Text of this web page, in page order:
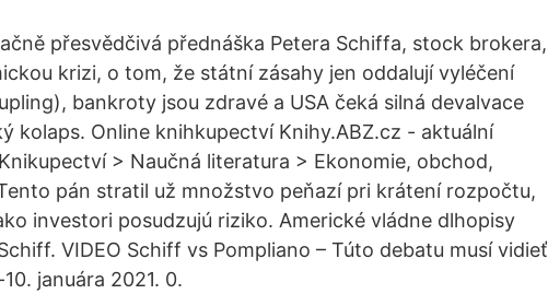
přesvědčivá přednáška Petera Schiffa, stock brokera,
krizi, o tom, že státní zásahy jen oddalují vyléčení
bankroty jsou zdravé a USA čeká silná devalvace
kolaps. Online knihkupectví Knihy.ABZ.cz - aktuální
> Naučná literatura > Ekonomie, obchod,
pán stratil už množstvo peňazí pri krátení rozpočtu,
investori posudzujú riziko. Americké vládne dlhopisy
VIDEO Schiff vs Pompliano – Túto debatu musí vidieť
januára 2021. 0.